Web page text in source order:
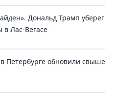
Дональд Трамп уберег
в Лас-Вегасе
Петербурге обновили свыше